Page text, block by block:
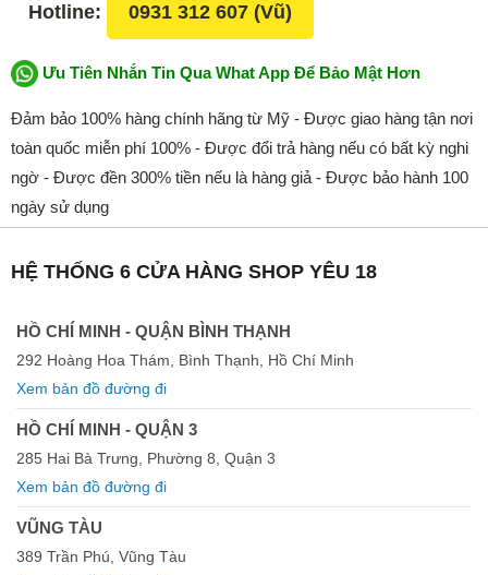
Hotline: 0931 312 607 (Vũ)
Ưu Tiên Nhắn Tin Qua What App Để Bảo Mật Hơn
Đảm bảo 100% hàng chính hãng từ Mỹ - Được giao hàng tận nơi
toàn quốc miễn phí 100% - Được đổi trả hàng nếu có bất kỳ nghi
ngờ - Được đền 300% tiền nếu là hàng giả - Được bảo hành 100
ngày sử dụng
HỆ THỐNG 6 CỬA HÀNG SHOP YÊU 18
HỒ CHÍ MINH - QUẬN BÌNH THẠNH
292 Hoàng Hoa Thám, Bình Thạnh, Hồ Chí Minh
Xem bản đồ đường đi
HỒ CHÍ MINH - QUẬN 3
285 Hai Bà Trưng, Phường 8, Quận 3
Xem bản đồ đường đi
VŨNG TÀU
389 Trần Phú, Vũng Tàu